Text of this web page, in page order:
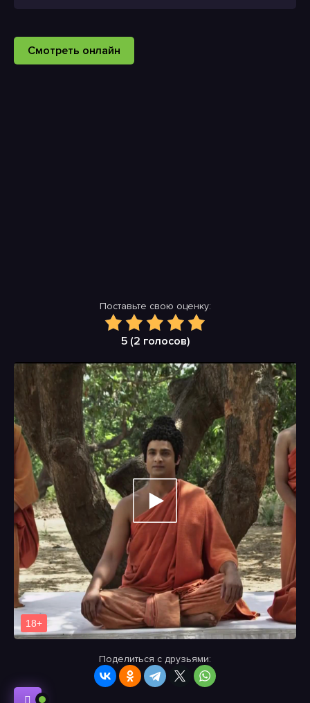
Смотреть онлайн
Поставьте свою оценку:
5 (2 голосов)
Поделиться с друзьями: